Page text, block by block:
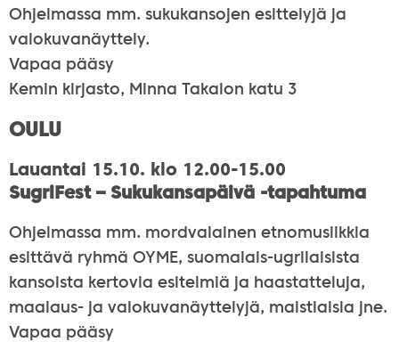
Ohjelmassa mm. sukukansojen esittelyjä ja
valokuvanäyttely.
Vapaa pääsy
Kemin kirjasto, Minna Takalon katu 3
OULU
Lauantai 15.10. klo 12.00-15.00
SugriFest – Sukukansapäivä -tapahtuma
Ohjelmassa mm. mordvalainen etnomusiikkia
esittävä ryhmä OYME, suomalais-ugrilaisista
kansoista kertovia esitelmiä ja haastatteluja,
maalaus- ja valokuvanäyttelyjä, maistiaisia jne.
Vapaa pääsy